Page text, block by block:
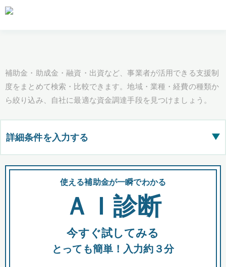
補助金・助成金・融資・出資など、事業者が活用できる支援制
度をまとめて検索・比較できます。地域・業種・経費の種類か
ら絞り込み、自社に最適な資金調達手段を見つけましょう。
詳細条件を入力する ▶
都道府県
全国の検索結果を含めて表示
助成金 融資 出資
使える補助金が一瞬でわかる
ＡＩ診断
今すぐ試してみる
とっても簡単！入力約３分